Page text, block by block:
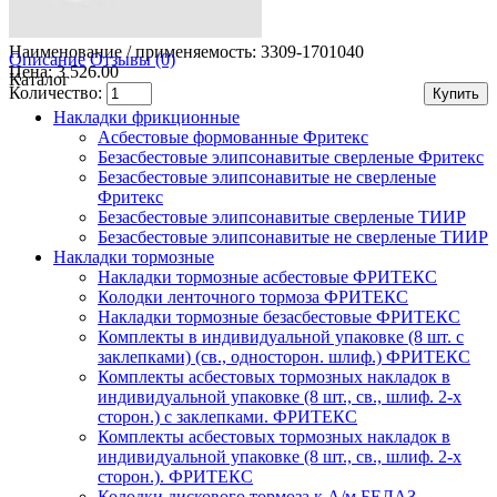
Наименование / применяемость: 3309-1701040
Цена: 3 526.00
Количество:
Описание Отзывы (0)
Каталог
Накладки фрикционные
Асбестовые формованные Фритекс
Безасбестовые элипсонавитые сверленые Фритекс
Безасбестовые элипсонавитые не сверленые
Фритекс
Безасбестовые элипсонавитые сверленые ТИИР
Безасбестовые элипсонавитые не сверленые ТИИР
Накладки тормозные
Накладки тормозные асбестовые ФРИТЕКС
Колодки ленточного тормоза ФРИТЕКС
Накладки тормозные безасбестовые ФРИТЕКС
Комплекты в индивидуальной упаковке (8 шт. с
заклепками) (св., односторон. шлиф.) ФРИТЕКС
Комплекты асбестовых тормозных накладок в
индивидуальной упаковке (8 шт., св., шлиф. 2-х
сторон.) c заклепками. ФРИТЕКС
Комплекты асбестовых тормозных накладок в
индивидуальной упаковке (8 шт., св., шлиф. 2-х
сторон.). ФРИТЕКС